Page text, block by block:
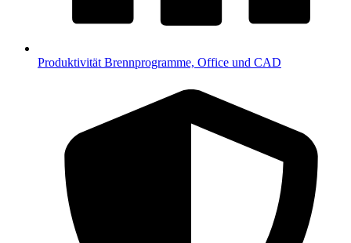
Produktivität Brennprogramme, Office und CAD